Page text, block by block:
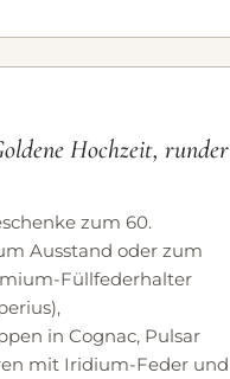
Hochzeit, runder
zum 60.
Ausstand oder zum
Füllfederhalter
in Cognac, Pulsar
mit Iridium-Feder und